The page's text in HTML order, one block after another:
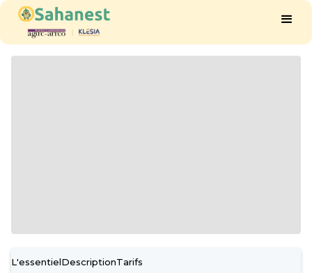
L'essentielDescriptionTarifs